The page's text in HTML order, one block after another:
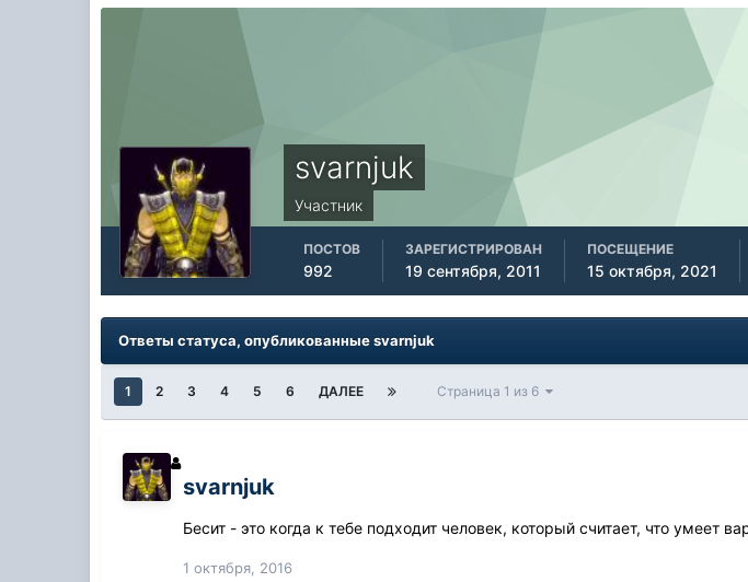
svarnjuk
Участник
ПОСТОВ
992
ЗАРЕГИСТРИРОВАН
19 сентября, 2011
ПОСЕЩЕНИЕ
15 октября, 2021
Ответы статуса, опубликованные svarnjuk
1 2 3 4 5 6 ДАЛЕЕ Страница 1 из 6
svarnjuk
Бесит - это когда к тебе подходит человек, который считает, что
1 октября, 2016